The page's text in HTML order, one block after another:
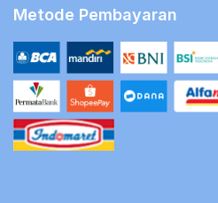
Metode Pembayaran